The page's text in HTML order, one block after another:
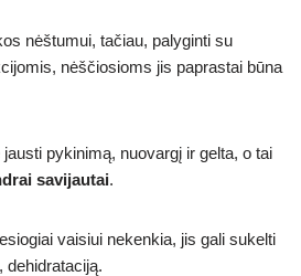
nėštumui, tačiau, palyginti su
nėščiosioms jis paprastai būna
pykinimą, nuovargį ir gelta, o tai
savijautai.
vaisiui nekenkia, jis gali sukelti
dehidrataciją.